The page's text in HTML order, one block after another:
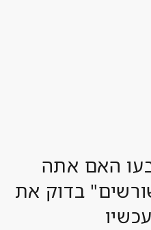
האם אתה
בדוק את